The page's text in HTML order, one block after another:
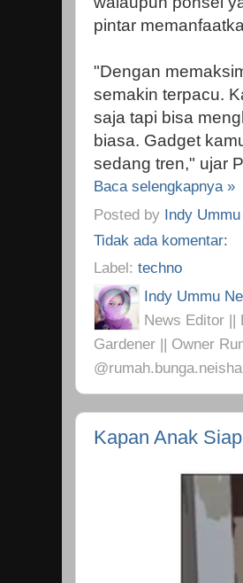
pintar
"Dengan
semakin terpacu.
saja tapi bisa
biasa. Gadget
sedang tren," ujar
Baca selengkapnya »
Posted by Indy
Tidak ada komentar:
Label: techno
Indy Ummu
News Editor ||
Gardener || Owner
@rumah.bunga.neisha
Kapan Anak